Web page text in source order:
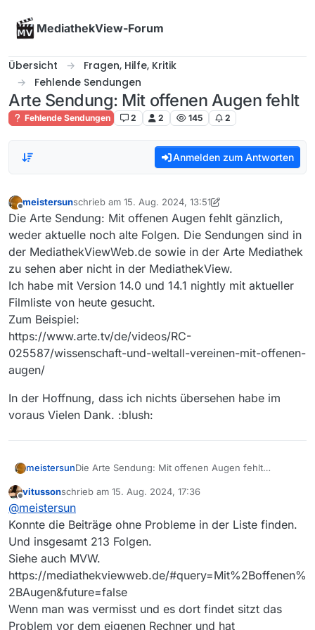
MediathekView-Forum
Übersicht
Fragen, Hilfe, Kritik
Fehlende Sendungen
Arte Sendung: Mit offenen Augen fehlt
Fehlende Sendungen 2 2 145 2
Anmelden zum Antworten
Offline
meistersunschrieb am 15. Aug. 2024, 13:51
zuletzt editiert von meistersun
Die Arte Sendung: Mit offenen Augen fehlt gänzlich,
weder aktuelle noch alte Folgen. Die Sendungen sind in
der MediathekViewWeb.de sowie in der Arte Mediathek
zu sehen aber nicht in der MediathekView.
Ich habe mit Version 14.0 und 14.1 nightly mit aktueller
Filmliste von heute gesucht.
Zum Beispiel:
https://www.arte.tv/de/videos/RC-
025587/wissenschaft-und-weltall-vereinen-mit-offenen-
augen/
In der Hoffnung, dass ich nichts übersehen habe im
voraus Vielen Dank. :blush:
meistersunDie Arte Sendung: Mit offenen Augen fehlt
Sendungen sind in der MediathekViewWeb.de
sowie in der Arte Mediathek zu sehen aber nicht in
der MediathekView.
Ich habe mit Version 14.0 und 14.1 nightly mit
aktueller Filmliste von heute gesucht.
Zum Beispiel:
https://www.arte.tv/de/videos/RC-
025587/wissenschaft-und-weltall-vereinen-mit-
In der Hoffnung, dass ich nichts übersehen habe
im voraus Vielen Dank. :blush:
Offline
vitussonschrieb am 15. Aug. 2024, 17:36
zuletzt editiert von
@meistersun
Konnte die Beiträge ohne Probleme in der Liste finden.
Und insgesamt 213 Folgen.
Siehe auch MVW.
https://mediathekviewweb.de/#query=Mit%2Boffenen%
2BAugen&future=false
Wenn man was vermisst und es dort findet sitzt das
Problem vor dem eigenen Rechner und hat